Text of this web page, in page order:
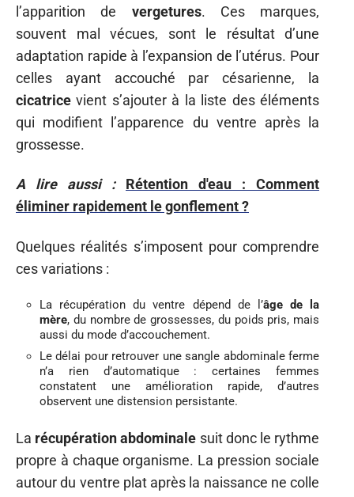
l’apparition de vergetures. Ces marques,
souvent mal vécues, sont le résultat d’une
adaptation rapide à l’expansion de l’utérus. Pour
celles ayant accouché par césarienne, la
cicatrice vient s’ajouter à la liste des éléments
qui modifient l’apparence du ventre après la
grossesse.
A lire aussi :
Rétention d'eau : Comment
éliminer rapidement le gonflement ?
Quelques réalités s’imposent pour comprendre
ces variations :
La récupération du ventre dépend de l’âge de la
mère, du nombre de grossesses, du poids pris, mais
aussi du mode d’accouchement.
Le délai pour retrouver une sangle abdominale ferme
n’a rien d’automatique : certaines femmes
constatent une amélioration rapide, d’autres
observent une distension persistante.
La récupération abdominale suit donc le rythme
propre à chaque organisme. La pression sociale
autour du ventre plat après la naissance ne colle